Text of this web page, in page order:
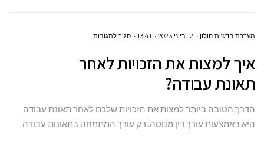
מערכת חדשות חולון 12 ביוני 2023 13:41 סגור לתגובותעל
למצות
איך למצות את הזכויות לאחר
תאונת עבודה?
הדרך הטובה ביותר למצות את הזכויות שלכם לאחר תאונת עבודה
היא באמצעות עורך דין מנוסה. רק עורך המתמחה בתאונות עבודה